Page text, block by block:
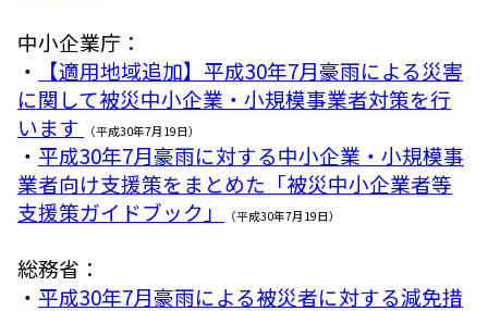
中小企業庁：
・
【適用地域追加】平成30年7月豪雨による災害
に関して被災中小企業・小規模事業者対策を行
います
（平成30年7月19日）
・ 平成30年7月豪雨に対する中小企業・小規模事
業者向け支援策をまとめた「被災中小企業者等
支援策ガイドブック」
（平成30年7月19日）
総務省：
・ 平成30年7月豪雨による被災者に対する減免措